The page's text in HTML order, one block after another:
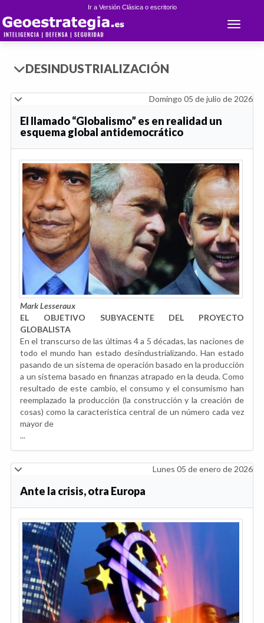
Ir a Versión Clásica o escritorio
Toggle
DESINDUSTRIALIZACIÓN
Domingo 05 de julio de 2026
El llamado “Globalismo” es en realidad un
esquema global antidemocrático
Mark Lesseraux
EL OBJETIVO SUBYACENTE DEL PROYECTO
GLOBALISTA
En el transcurso de las últimas 4 a 5 décadas, las naciones de
todo el mundo han estado desindustrializando. Han estado
pasando de un sistema de operación basado en la producción
a un sistema basado en finanzas atrapado en la deuda. Como
resultado de este cambio, el consumo y el consumismo han
reemplazado la producción (la construcción y la creación de
cosas) como la característica central de un número cada vez
mayor de
...
Lunes 05 de enero de 2026
Ante la crisis, otra Europa